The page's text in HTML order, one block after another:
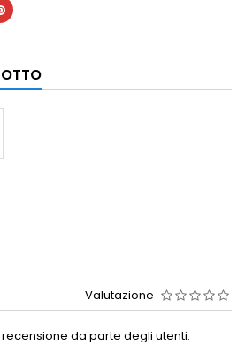
Valutazione
da parte degli utenti.